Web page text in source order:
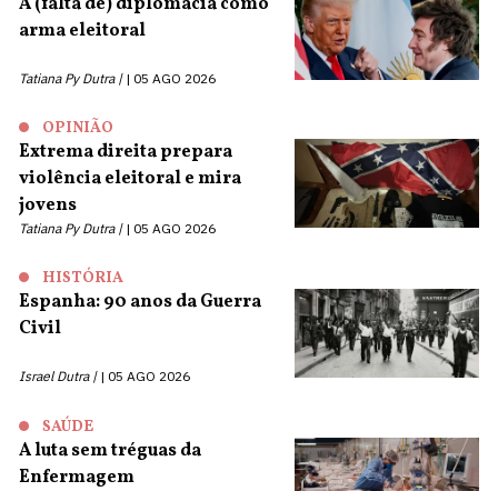
arma eleitoral
Tatiana Py Dutra | 05 AGO 2026
OPINIÃO
Extrema direita prepara
violência eleitoral e mira
jovens
Tatiana Py Dutra | 05 AGO 2026
HISTÓRIA
Espanha: 90 anos da Guerra
Civil
Israel Dutra | 05 AGO 2026
SAÚDE
A luta sem tréguas da
Enfermagem